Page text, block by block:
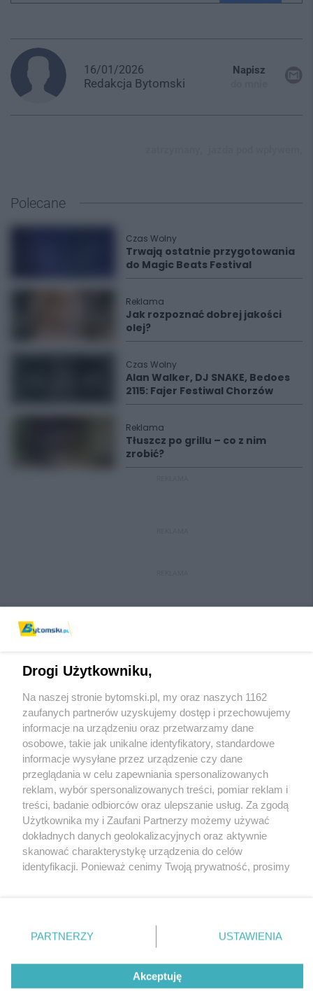
16/01/2026
Redakcja Bytomski
Napisz
Polecane
Czas Wolny
Trwają ostatnie przygotowania
do Magic Beats Festival
Reklama
Jak rozpoznać dobrej jakości
olej?
Czas Wolny
Alan Walker, DJ SNAKE, Bedoes
2115: Fajer Festiwal Chorzów
Reklama
Tłuszcz po grillu – co z nim
zrobić?
Wydawca mediów lokalnych
Nie zapomnij
zapoznać się z:
polityką prywatności regulamin korzystania z portali
Twojemiasto
Piekary Śląskie
Chorzów
Tarnowskie Góry
Gliwice
Skontaktuj sięz nami
Kontakt
Wydawca
Pogoda
Drogi Użytkowniku,
Na naszej stronie bytomski.pl, my oraz naszych 1162
zaufanych partnerów uzyskujemy dostęp i przechowujemy
informacje na urządzeniu oraz przetwarzamy dane
osobowe, takie jak unikalne identyfikatory, standardowe
informacje wysyłane przez urządzenie czy dane
przeglądania w celu zapewniania spersonalizowanych
reklam, wybór spersonalizowanych treści, pomiar reklam i
treści, badanie odbiorców oraz ulepszanie usług. Za zgodą
Użytkownika my i Zaufani Partnerzy możemy używać
dokładnych danych geolokalizacyjnych oraz aktywnie
skanować charakterystykę urządzenia do celów
identyfikacji. Ponieważ cenimy Twoją prywatność, prosimy
prywatności znajdujący się w lewym dolnym rogu strony
. Niektóre rodzaje przetwarzania danych nie wymagają
zgody użytkownika, ale masz prawo sprzeciwić się
takiemu przetwarzaniu. Preferencje będą miały
zastosowania tylko na tej witrynie.
PARTNERZY USTAWIENIA
Akceptuję